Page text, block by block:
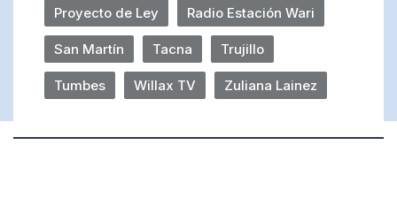
Proyecto de Ley Radio Estación Wari
San Martín Tacna Trujillo
Tumbes Willax TV Zuliana Lainez